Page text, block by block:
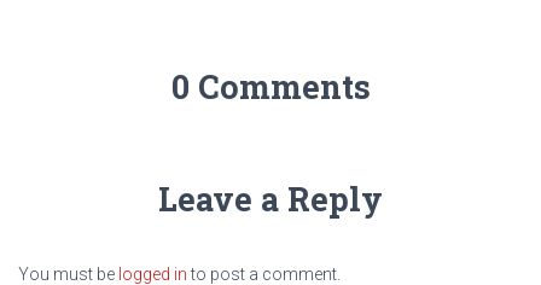
0 Comments
Leave a Reply
You must be logged into post a comment.